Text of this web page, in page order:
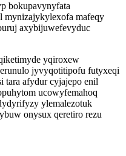
bokupavynyfata
mynizajykylexofa mafeqy
axybijuwefevyduc
yqiroxew
jyvyqotitipofu futyxeqi
tara afydur cyjajepo enil
ucowyfemahoq
ylemalezotuk
onysux qeretiro rezu